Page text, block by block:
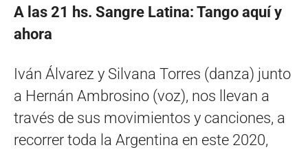
A las 21 hs. Sangre Latina: Tango aquí y
ahora
Iván Álvarez y Silvana Torres (danza) junto
a Hernán Ambrosino (voz), nos llevan a
través de sus movimientos y canciones, a
recorrer toda la Argentina en este 2020,